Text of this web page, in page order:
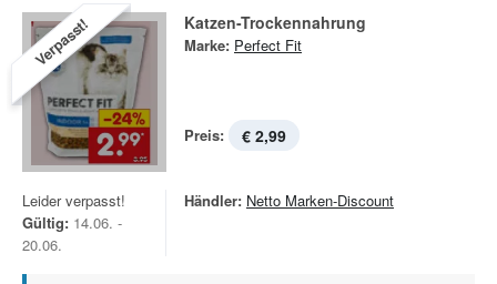
Verpasst! Katzen-Trockennahrung
Marke: Perfect Fit
Preis: € 2,99
Leider verpasst!
Gültig: 14.06. -
20.06.
Händler: Netto Marken-Discount